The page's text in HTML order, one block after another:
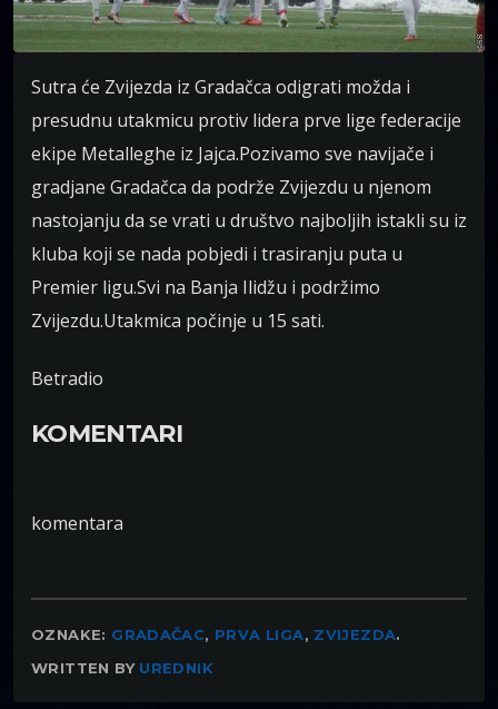
Sutra će Zvijezda iz Gradačca odigrati možda i
presudnu utakmicu protiv lidera prve lige federacije
ekipe Metalleghe iz Jajca.Pozivamo sve navijače i
gradjane Gradačca da podrže Zvijezdu u njenom
nastojanju da se vrati u društvo najboljih istakli su iz
kluba koji se nada pobjedi i trasiranju puta u
Premier ligu.Svi na Banja Ilidžu i podržimo
Zvijezdu.Utakmica počinje u 15 sati.
Betradio
KOMENTARI
komentara
OZNAKE: GRADAČAC, PRVA LIGA, ZVIJEZDA.
WRITTEN BY UREDNIK